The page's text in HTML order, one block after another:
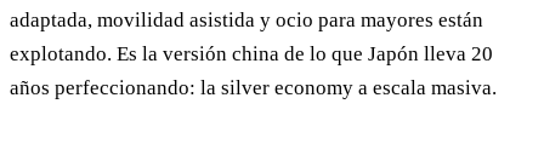
adaptada, movilidad asistida y ocio para mayores están
explotando. Es la versión china de lo que Japón lleva 20
años perfeccionando: la silver economy a escala masiva.